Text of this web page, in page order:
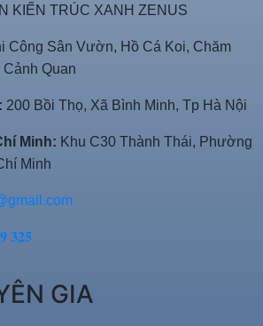
KIẾN TRÚC XANH ZENUS
Công Sân Vườn, Hồ Cá Koi, Chăm
Quan
200 Bồi Thọ, Xã Bình Minh, Tp Hà Nội
Minh: Khu C30 Thành Thái, Phường
Minh
𝟑𝟐𝟓
GIA